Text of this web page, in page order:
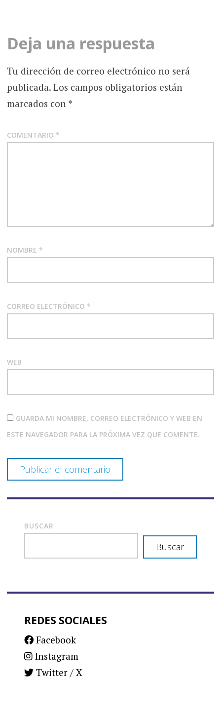
Deja una respuesta
Tu dirección de correo electrónico no será
publicada. Los campos obligatorios están
marcados con *
COMENTARIO *
NOMBRE *
CORREO ELECTRÓNICO *
WEB
GUARDA MI NOMBRE, CORREO ELECTRÓNICO Y WEB EN
ESTE NAVEGADOR PARA LA PRÓXIMA VEZ QUE COMENTE.
BUSCAR
Buscar
REDES SOCIALES
Facebook
Instagram
Twitter / X